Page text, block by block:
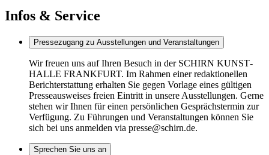
Infos & Service
Pressezugang zu Ausstellungen und Veranstaltungen
Wir freuen uns auf Ihren Besuch in der SCHIRN KUNST­
HALLE FRANK­FURT. Im Rahmen einer redak­tio­nel­len
Bericht­er­stat­tung erhal­ten Sie gegen Vorlage eines gülti­gen
Pres­se­aus­wei­ses freien Eintritt in unsere Ausstel­lun­gen. Gerne
stehen wir Ihnen für einen persön­li­chen Gesprächs­ter­min zur
Verfü­gung. Zu Führungen und Veranstaltungen können Sie
sich bei uns anmelden via presse@schirn.de.
Sprechen Sie uns an